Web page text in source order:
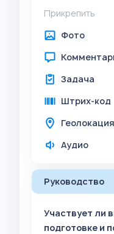
Прикрепить
Фото
Задача
Штрих-код
Геолокация
Аудио
Руководство
Участвует ли
подготовке и